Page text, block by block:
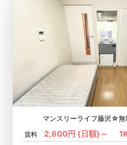
マンスリーライフ藤沢☆
賃料 2,600円 (日額)～